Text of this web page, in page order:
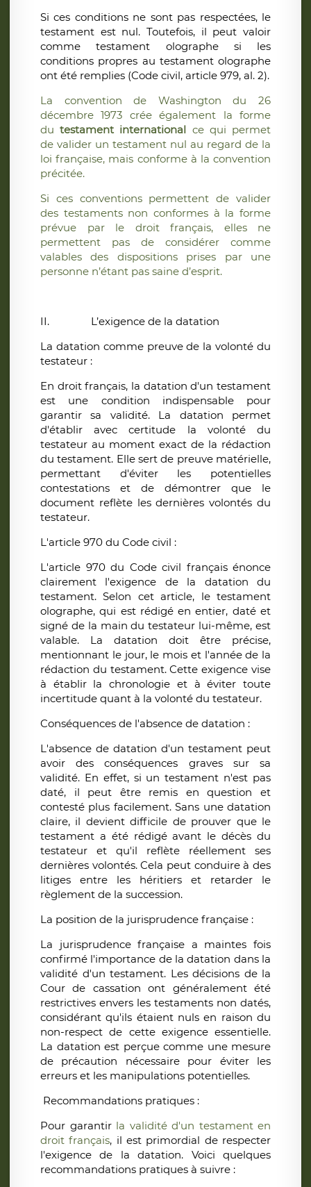
Si ces conditions ne sont pas respectées, le
testament est nul. Toutefois, il peut valoir
comme testament olographe si les
conditions propres au testament olographe
ont été remplies (Code civil, article 979, al. 2).
La convention de Washington du 26
décembre 1973 crée également la forme
du testament international ce qui permet
de valider un testament nul au regard de la
loi française, mais conforme à la convention
précitée.
Si ces conventions permettent de valider
des testaments non conformes à la forme
prévue par le droit français, elles ne
permettent pas de considérer comme
valables des dispositions prises par une
personne n’étant pas saine d’esprit.
II.
L’exigence de la datation
La datation comme preuve de la volonté du
testateur :
En droit français, la datation d'un testament
est une condition indispensable pour
garantir sa validité. La datation permet
d'établir avec certitude la volonté du
testateur au moment exact de la rédaction
du testament. Elle sert de preuve matérielle,
permettant d'éviter les potentielles
contestations et de démontrer que le
document reflète les dernières volontés du
testateur.
L'article 970 du Code civil :
L'article 970 du Code civil français énonce
clairement l'exigence de la datation du
testament. Selon cet article, le testament
olographe, qui est rédigé en entier, daté et
signé de la main du testateur lui-même, est
valable. La datation doit être précise,
mentionnant le jour, le mois et l'année de la
rédaction du testament. Cette exigence vise
à établir la chronologie et à éviter toute
incertitude quant à la volonté du testateur.
Conséquences de l'absence de datation :
L'absence de datation d'un testament peut
avoir des conséquences graves sur sa
validité. En effet, si un testament n'est pas
daté, il peut être remis en question et
contesté plus facilement. Sans une datation
claire, il devient difficile de prouver que le
testament a été rédigé avant le décès du
testateur et qu'il reflète réellement ses
dernières volontés. Cela peut conduire à des
litiges entre les héritiers et retarder le
règlement de la succession.
La position de la jurisprudence française :
La jurisprudence française a maintes fois
confirmé l'importance de la datation dans la
validité d'un testament. Les décisions de la
Cour de cassation ont généralement été
restrictives envers les testaments non datés,
considérant qu'ils étaient nuls en raison du
non-respect de cette exigence essentielle.
La datation est perçue comme une mesure
de précaution nécessaire pour éviter les
erreurs et les manipulations potentielles.
Recommandations pratiques :
Pour garantir la validité d'un testament en
droit français, il est primordial de respecter
l'exigence de la datation. Voici quelques
recommandations pratiques à suivre :